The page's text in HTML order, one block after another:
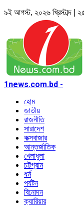
৯ই আগস্ট, ২০২৬ খ্রিস্টাব্দ |
1news.com.bd -
হোম
জাতীয়
রাজনীতি
সারাদেশ
কক্সবাজার
আন্তর্জাতিক
খেলাধুলা
চট্টগ্রাম
ধর্ম
পর্যটন
বিনোদন
ক্যারিয়ার